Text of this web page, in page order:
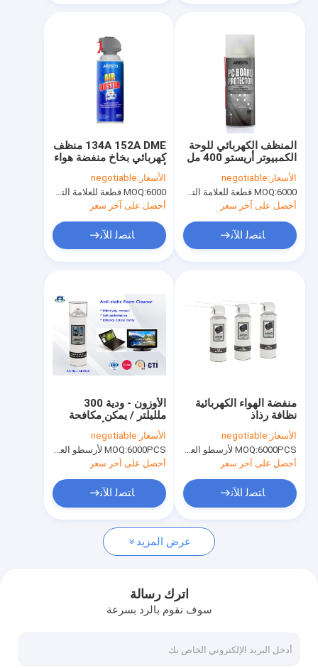
المنتجات
حولنا
جولة في المصنع
News
نسيج رذاذ الطلاء
رذاذ الطلاء على الجدران
الاكريليك رذاذ الطلاء
وضع علامة على رذاذ الطلاء
قلم
134A 152A DME منظف
كهربائي بخاخ منفضة هواء
أريستو 400 مل غير ضارة
الأسعار:negotiable
MOQ:6000 قطعة للعلامة التجارية Aristo ، 15000 قطعة للعلامة التجارية للعملاء
أحصل على آخر سعر
ﺎﺘﺼﻟ ﺍﻶﻧ
المنظف الكهربائي للوحة
الكمبيوتر أريستو 400 مل
الكربون الكلورية فلورية
الأسعار:negotiable
MOQ:6000 قطعة للعلامة التجارية Aristo ، 15000 قطعة للعلامة التجارية للعملاء
أحصل على آخر سعر
ﺎﺘﺼﻟ ﺍﻶﻧ
الأوزون - ودية 300
ملليلتر / يمكن مكافحة
ساكنة رغوة الأنظف
أريستو الهباء الكهربائية
الاتصال الأنظف
الأسعار:negotiable
MOQ:6000PCS لأرسطو العلامة التجارية، 15000pcs عن العلامة التجارية للعملاء
أحصل على آخر سعر
ﺎﺘﺼﻟ ﺍﻶﻧ
منفضة الهواء الكهربائية
نظافة رذاذ
الأسعار:negotiable
MOQ:6000PCS لأرسطو العلامة التجارية، 15000pcs عن العلامة التجارية للعملاء
أحصل على آخر سعر
ﺎﺘﺼﻟ ﺍﻶﻧ
عرض المزيد
اترك رسالة
سوف نقوم بالرد بسرعة